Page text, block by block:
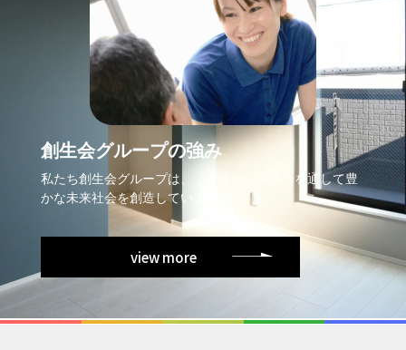
創生会グループの強み
私たち創生会グループは、「介護ビジネス」を通して豊
かな未来社会を創造しています。
view more